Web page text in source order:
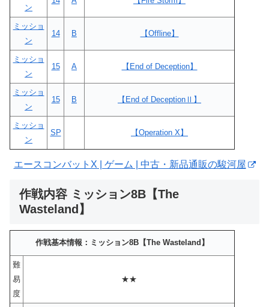
ン
ミッショ
ン
14 B 【Offline】
ミッショ
ン
15 A 【End of Deception】
ミッショ
ン
15 B 【End of DeceptionⅡ】
ミッショ
ン
SP 【Operation X】
エースコンバットX | ゲーム | 中古・新品通販の駿河屋
作戦内容 ミッション8B【The
Wasteland】
作戦基本情報：ミッション8B【The Wasteland】
難
易
度
★★